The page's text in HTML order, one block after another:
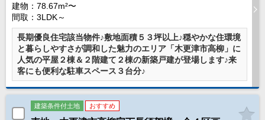
建物：78.67m²〜
間取：3LDK～
長期優良住宅該当物件♪敷地面積５３坪以上♪穏やかな住環境
と暮らしやすさが調和した魅力のエリア「木更津市高柳」に
人気の平屋２棟＆２階建て２棟の新築戸建が登場します♪来
客にも便利な駐車スペース３台分♪
建築条件付土地 おすすめ